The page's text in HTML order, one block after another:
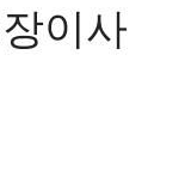
이사